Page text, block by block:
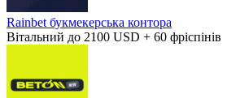
Rainbet букмекерська контора
Вітальний до 2100 USD + 60 фріспінів